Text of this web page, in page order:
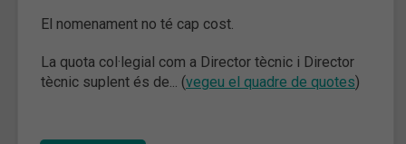
El nomenament no té cap cost.
La quota col·legial com a Director tècnic i Director
tècnic suplent és de... (vegeu el quadre de quotes)